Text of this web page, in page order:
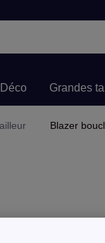
Déco Grandes
Blazer